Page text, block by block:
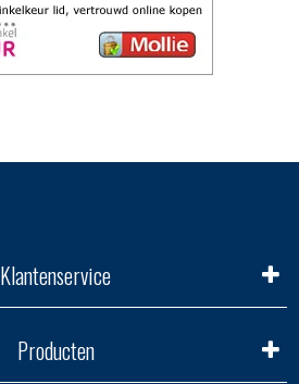
Klantenservice
Producten